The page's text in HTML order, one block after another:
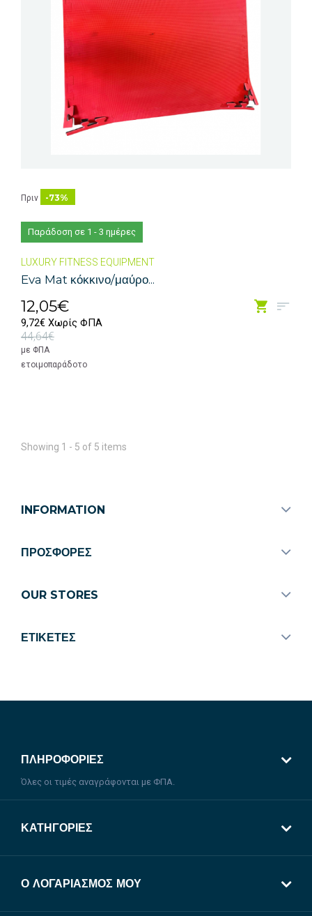
Πριν -73%
Παράδοση σε 1 - 3 ημέρες
LUXURY FITNESS EQUIPMENT
Eva Mat κόκκινο/μαύρο...
12,05€
9,72€ Χωρίς ΦΠΑ
44,64€
με ΦΠΑ
ετοιμοπαράδοτο
Showing 1 - 5 of 5 items
INFORMATION
ΠΡΟΣΦΟΡΈΣ
OUR STORES
ΕΤΙΚΈΤΕΣ
ΠΛΗΡΟΦΟΡΊΕΣ
Όλες οι τιμές αναγράφονται με ΦΠΑ.
ΚΑΤΗΓΟΡΊΕΣ
Ο ΛΟΓΑΡΙΑΣΜΌΣ ΜΟΥ